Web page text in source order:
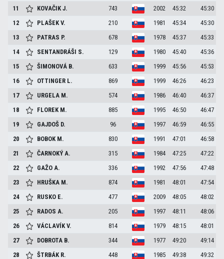
11
KOVAČIKJ. 743 2002 45:32
45:30
12
PLAŠEKV. 210 1981 45:34
45:30
13
PATRAS P. 678 1978 45:37
45:33
14
SENTANDRÁŠI S. 129 1980 45:40
45:36
15
ŠIMONOVÁ B. 633 1999 45:56
45:53
16
OTTINGER L. 869 1999 46:26
46:23
17
URGELA M. 574 1986 46:40
46:37
18
FLOREK M. 885 1995 46:50
46:47
19
GAJDOŠ D. 96 1997 46:59
46:55
20
BOBOK M. 830 1991 47:01
46:58
21
ČARNOKÝA. 315 1984 47:25
47:22
22
GAŽOA. 336 1992 47:56
47:48
23
HRUŠKA M. 874 1981 48:01
47:54
24
RUSKO E. 477 2009 48:05
48:02
25
RADOSA. 205 1997 48:11
48:06
26
VÁCLAVÍKV. 814 1979 48:15
48:01
27
DOBROTA B. 344 1977 49:20
49:14
28
ŠTRBÁK R. 448 1985 49:38
49:32